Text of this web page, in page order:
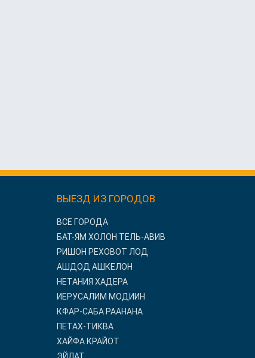
ВЫЕЗД ИЗ ГОРОДОВ
ВСЕ ГОРОДА
БАТ-ЯМ ХОЛОН ТЕЛЬ-АВИВ
РИШОН РЕХОВОТ ЛОД
АШДОД АШКЕЛОН
НЕТАНИЯ ХАДЕРА
ИЕРУСАЛИМ МОДИИН
КФАР-САБА РААНАНА
ПЕТАХ-ТИКВА
ХАЙФА КРАЙОТ